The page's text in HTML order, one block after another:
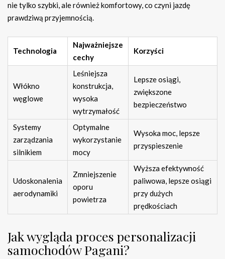
nie tylko szybki, ale również komfortowy, co czyni jazdę
prawdziwą przyjemnością.
Technologia
Najważniejsze
cechy
Korzyści
Włókno
węglowe
Leśniejsza
konstrukcja,
wysoka
wytrzymałość
Lepsze osiągi,
zwiększone
bezpieczeństwo
Systemy
zarządzania
silnikiem
Optymalne
wykorzystanie
mocy
Wysoka moc, lepsze
przyspieszenie
Udoskonalenia
aerodynamiki
Zmniejszenie
oporu
powietrza
Wyższa efektywność
paliwowa, lepsze osiągi
przy dużych
prędkościach
Jak wygląda proces personalizacji
samochodów Pagani?